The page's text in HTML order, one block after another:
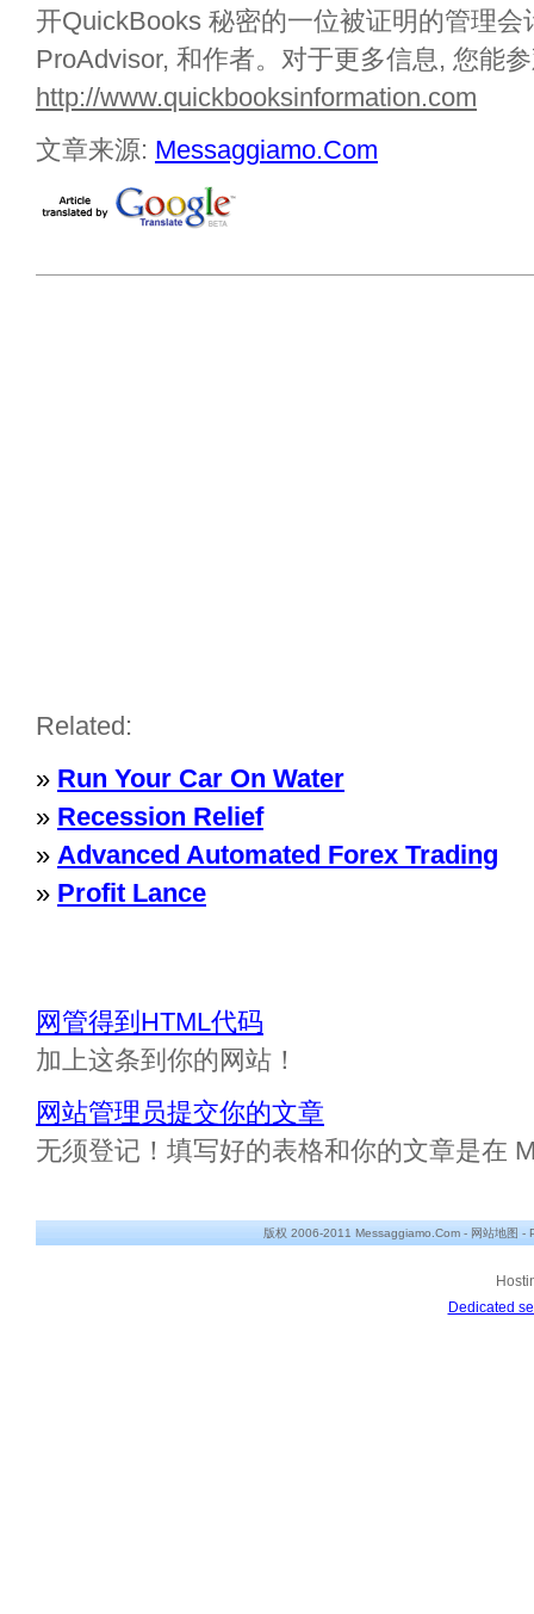
开QuickBooks 秘密的一位被证明的管理
ProAdvisor, 和作者。对于更多信息, 您能
http://www.quickbooksinformation.com
文章来源: Messaggiamo.Com
Related:
» Run Your Car On Water
» Recession Relief
» Advanced Automated Forex Trading
» Profit Lance
网管得到HTML代码
加上这条到你的网站！
网站管理员提交你的文章
无须登记！填写好的表格和你的文章是在
版权 2006-2011 Messaggiamo.Com - 网站地图 -
Dedicated